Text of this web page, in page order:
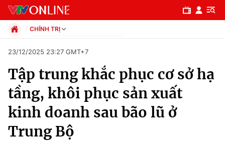
Chuyên mục
Chính trị
Xã hội
CHÍNH TRỊ
Xã hội
Pháp luật
Thể thao
Truyền hình
Văn hóa - Giải trí
Y tế
23/12/2025 23:27 GMT+7
Tập trung khắc phục cơ sở hạ
tầng, khôi phục sản xuất
kinh doanh sau bão lũ ở
Trung Bộ